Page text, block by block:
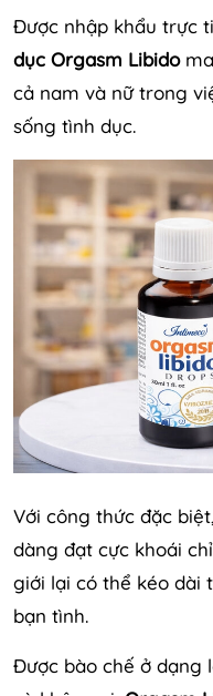
Được nhập khẩu trực
dục Orgasm Libido
cả nam và nữ trong
sống tình dục.
Với công thức đặc
dàng đạt cực khoái
giới lại có thể kéo dài
bạn tình.
Được bào chế ở dạng